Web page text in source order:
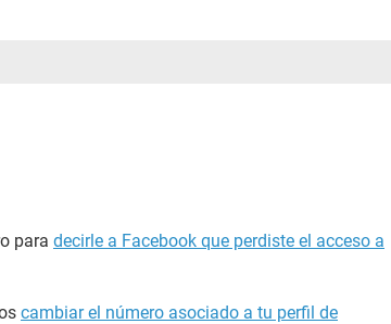
para decirle a Facebook que perdiste el acceso a
cambiar el número asociado a tu perfil de